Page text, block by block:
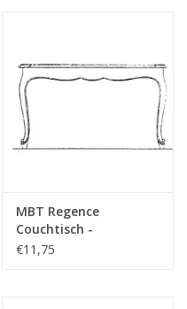
MBT Regence
Couchtisch -
Bauzeichnung
€11,75